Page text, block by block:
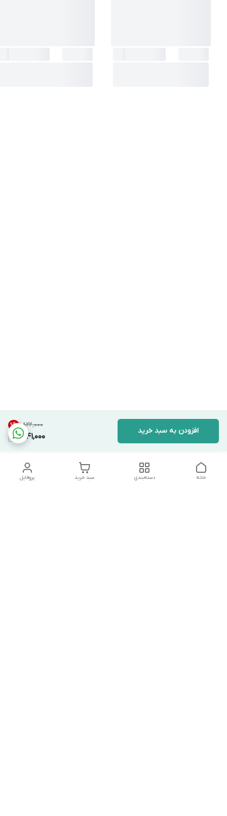
۱٬۸۲۲٬۰۰۰ 9%
1,641,000
افزودن به سبد خرید
پروفایل سبد خرید دسته‌بندی خانه